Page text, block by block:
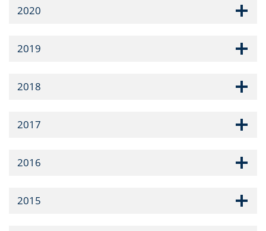
2020
2019
2018
2017
2016
2015